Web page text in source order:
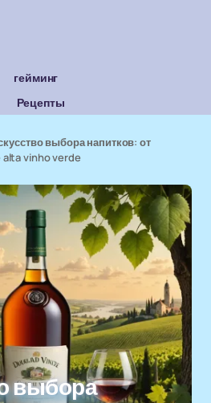
гейминг
Рецепты
выбора напитков: от
alta vinho verde
выбора